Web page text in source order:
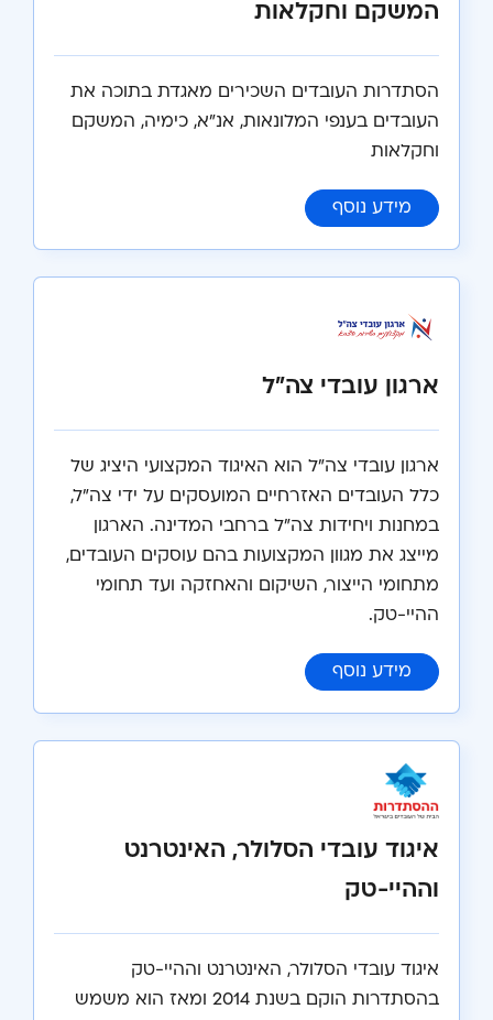
המשקם וחקלאות
הסתדרות העובדים השכירים מאגדת בתוכה את
העובדים בענפי המלונאות, אנ"א, כימיה, המשקם
וחקלאות
מידע נוסף
: הסתדרות המלונאות, אירוח, אנ"א,
ארגון עובדי צה"ל
ארגון עובדי צה"ל הוא האיגוד המקצועי היציג של
כלל העובדים האזרחיים המועסקים על ידי צה"ל,
במחנות ויחידות צה"ל ברחבי המדינה. הארגון
מייצג את מגוון המקצועות בהם עוסקים העובדים,
מתחומי הייצור, השיקום והאחזקה ועד תחומי
ההיי-טק.
מידע נוסף
: ארגון עובדי צה"ל
איגוד עובדי הסלולר, האינטרנט
וההיי-טק
איגוד עובדי הסלולר, האינטרנט וההיי-טק
בהסתדרות הוקם בשנת 2014 ומאז הוא משמש